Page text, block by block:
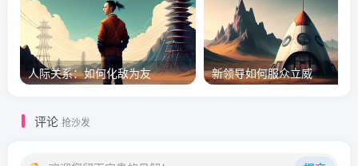
人际关系：如何化敌为友 新领导如何服众立威
评论 抢沙发